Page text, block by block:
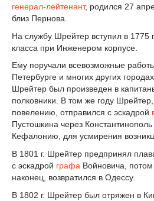
генерал-лейтенант, родился 27
близ Пернова.
На службу Шрейтер вступил в 1775
класса при Инженером корпусе.
Ему поручали всевозможные
Петербурге и многих других
Шрейтер был произведен в
полковники. В том же году
повелению, отправился с эскадрой
Пустошкина через
Кефалонию, для усмирения
В 1801 г. Шрейтер предпринял
с эскадрой графа Войновича,
наконец, возвратился в Одессу.
В 1802 г. Шрейтер был отряжен в